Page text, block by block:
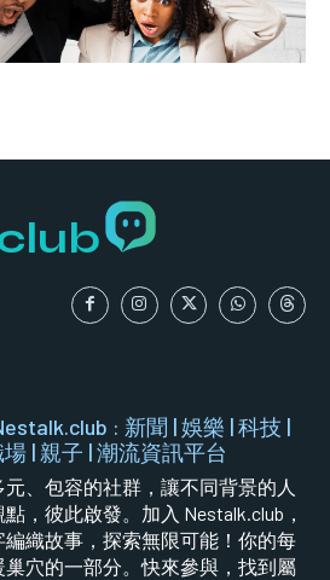
: 新聞 | 娛樂 | 科技 |
| 親子 | 潮流資訊平台
、包容的社群，讓不同背景的人
，彼此啟發。加入 Nestalk.club，
織故事，探索無限可能！你的每
穴的一部分。快來參與，找到屬